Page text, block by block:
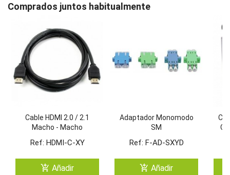
Comprados juntos habitualmente
Cable HDMI 2.0 / 2.1
Macho - Macho
Ref: HDMI-C-XY
add_shopping_cart Añadir
Adaptador Monomodo
SM
Ref: F-AD-SXYD
add_shopping_cart Añadir